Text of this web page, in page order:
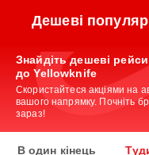
Дешеві
Знайдіть дешеві
до Yellowknife
Скористайтеся акціями на
вашого напрямку. Почніть
зараз!
В один кінець